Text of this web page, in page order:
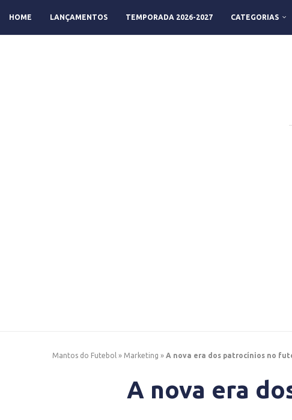
HOME LANÇAMENTOS TEMPORADA 2026-2027 CATEGORIAS
Mantos do Futebol » Marketing » A nova era dos patrocínios no
A nova era